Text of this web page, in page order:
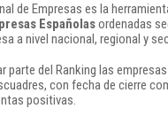
de Empresas es la
Españolasordenadas
a nivel nacional, regional y
parte del Ranking las
con fecha de cierre
positivas.